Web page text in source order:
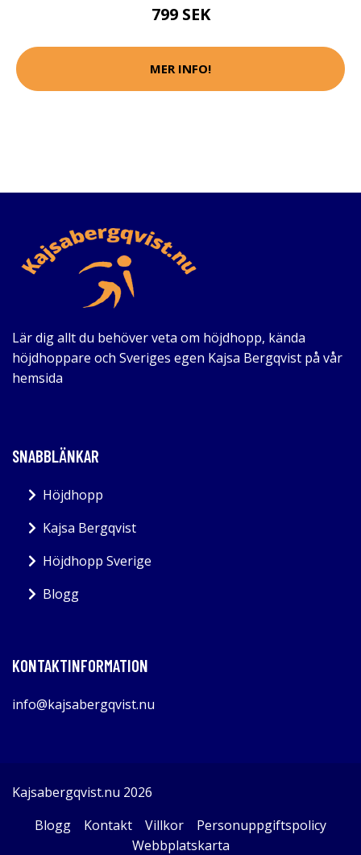
799 SEK
MER INFO!
Lär dig allt du behöver veta om höjdhopp, kända
höjdhoppare och Sveriges egen Kajsa Bergqvist på vår
hemsida
SNABBLÄNKAR
Höjdhopp
Kajsa Bergqvist
Höjdhopp Sverige
Blogg
KONTAKTINFORMATION
info@kajsabergqvist.nu
Kajsabergqvist.nu 2026
Blogg
Kontakt Villkor
Personuppgiftspolicy
Webbplatskarta